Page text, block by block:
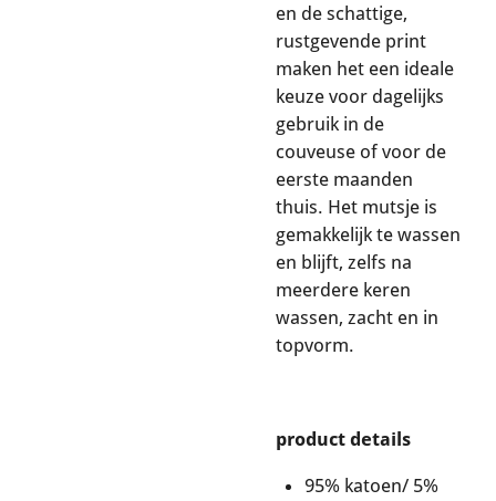
en de schattige,
rustgevende print
maken het een ideale
keuze voor dagelijks
gebruik in de
couveuse of voor de
eerste maanden
thuis. Het mutsje is
gemakkelijk te wassen
en blijft, zelfs na
meerdere keren
wassen, zacht en in
topvorm.
product details
95% katoen/ 5%